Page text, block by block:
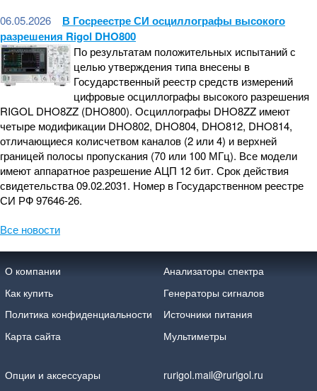
06.05.2026
В Госреестре СИ осциллографы высокого
разрешения Rigol DHO800
По результатам положительных испытаний с
целью утверждения типа внесены в
Государственный реестр средств измерений
цифровые осциллографы высокого разрешения
RIGOL DHO8ZZ (DHO800). Осциллографы DHO8ZZ имеют
четыре модификации DHO802, DHO804, DHO812, DHO814,
отличающиеся колисчетвом каналов (2 или 4) и верхней
границей полосы пропускания (70 или 100 МГц). Все модели
имеют аппаратное разрешение АЦП 12 бит. Срок действия
свидетельства 09.02.2031. Номер в Государственном реестре
СИ РФ 97646-26.
Все новости
О компании
Как купить
Политика конфиденциальности
Карта сайта
Анализаторы спектра
Генераторы сигналов
Источники питания
Мультиметры
Опции и аксессуары
rurigol.mail@rurigol.ru